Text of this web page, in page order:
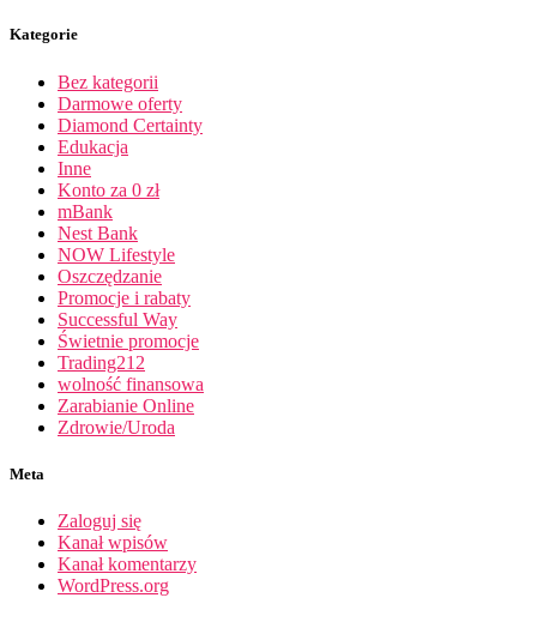
Kategorie
Bez kategorii
Darmowe oferty
Diamond Certainty
Edukacja
Inne
Konto za 0 zł
mBank
Nest Bank
NOW Lifestyle
Oszczędzanie
Promocje i rabaty
Successful Way
Świetnie promocje
Trading212
wolność finansowa
Zarabianie Online
Zdrowie/Uroda
Meta
Zaloguj się
Kanał wpisów
Kanał komentarzy
WordPress.org